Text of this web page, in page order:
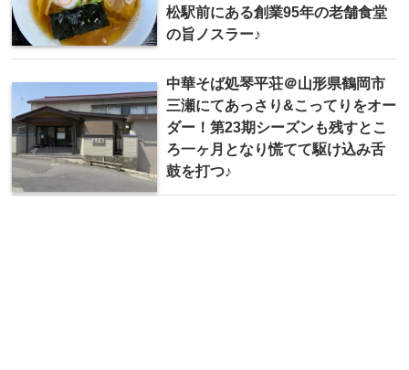
松駅前にある創業95年の老舗食堂
の旨ノスラー♪
中華そば処琴平荘＠山形県鶴岡市
三瀬にてあっさり&こってりをオー
ダー！第23期シーズンも残すとこ
ろ一ヶ月となり慌てて駆け込み舌
鼓を打つ♪